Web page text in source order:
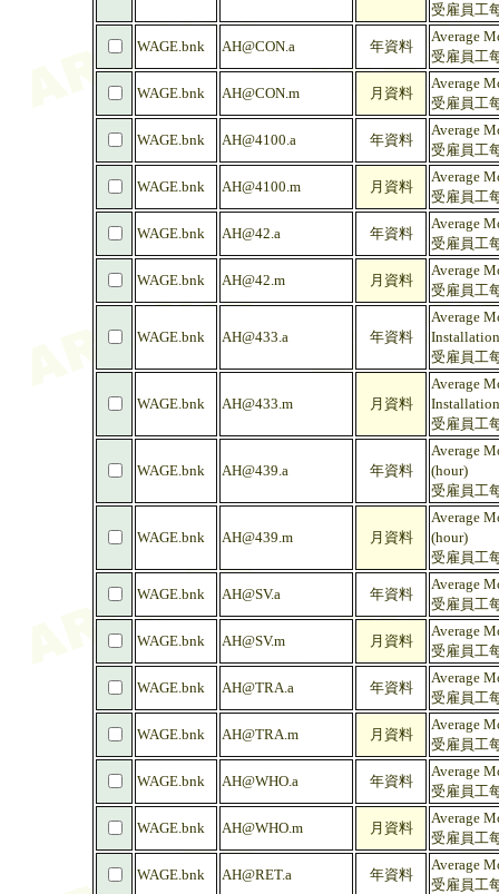
受雇員工
WAGE.bnk AH@CON.a 年資料
Average
受雇員工
WAGE.bnk AH@CON.m 月資料
Average
受雇員工
WAGE.bnk AH@4100.a 年資料
Average
受雇員工
WAGE.bnk AH@4100.m 月資料
Average
受雇員工
WAGE.bnk AH@42.a 年資料
Average
受雇員工
WAGE.bnk AH@42.m 月資料
Average
受雇員工
WAGE.bnk AH@433.a 年資料
Average
受雇員工
WAGE.bnk AH@433.m 月資料
Average
受雇員工
WAGE.bnk AH@439.a 年資料
Average
(hour)
受雇員工
WAGE.bnk AH@439.m 月資料
Average
(hour)
受雇員工
WAGE.bnk AH@SV.a 年資料
Average
受雇員工
WAGE.bnk AH@SV.m 月資料
Average
受雇員工
WAGE.bnk AH@TRA.a 年資料
Average
受雇員工
WAGE.bnk AH@TRA.m 月資料
Average
受雇員工
WAGE.bnk AH@WHO.a 年資料
Average
受雇員工
WAGE.bnk AH@WHO.m 月資料
Average
受雇員工
WAGE.bnk AH@RET.a 年資料
Average
受雇員工